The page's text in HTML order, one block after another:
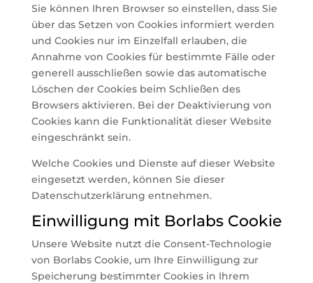
Sie können Ihren Browser so einstellen, dass Sie
über das Setzen von Cookies informiert werden
und Cookies nur im Einzelfall erlauben, die
Annahme von Cookies für bestimmte Fälle oder
generell ausschließen sowie das automatische
Löschen der Cookies beim Schließen des
Browsers aktivieren. Bei der Deaktivierung von
Cookies kann die Funktionalität dieser Website
eingeschränkt sein.
Welche Cookies und Dienste auf dieser Website
eingesetzt werden, können Sie dieser
Datenschutzerklärung entnehmen.
Einwilligung mit Borlabs Cookie
Unsere Website nutzt die Consent-Technologie
von Borlabs Cookie, um Ihre Einwilligung zur
Speicherung bestimmter Cookies in Ihrem